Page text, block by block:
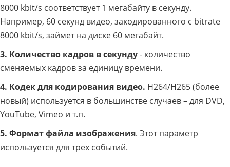
8000 kbit/s соответствует 1 мегабайту в секунду.
Например, 60 секунд видео, закодированного с bitrate
8000 kbit/s, займет на диске 60 мегабайт.
3. Количество кадров в секунду- количество
сменяемых кадров за единицу времени.
4. Кодек для кодирования видео. H264/H265 (более
новый) используется в большинстве случаев – для DVD,
YouTube, Vimeo и т.п.
5. Формат файла изображения. Этот параметр
используется для трех событий.